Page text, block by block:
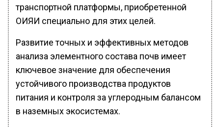
транспортной платформы, приобретенной
ОИЯИ специально для этих целей.
Развитие точных и эффективных методов
анализа элементного состава почв имеет
ключевое значение для обеспечения
устойчивого производства продуктов
питания и контроля за углеродным балансом
в наземных экосистемах.